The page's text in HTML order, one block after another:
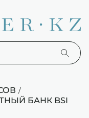
/
БАНК BSI